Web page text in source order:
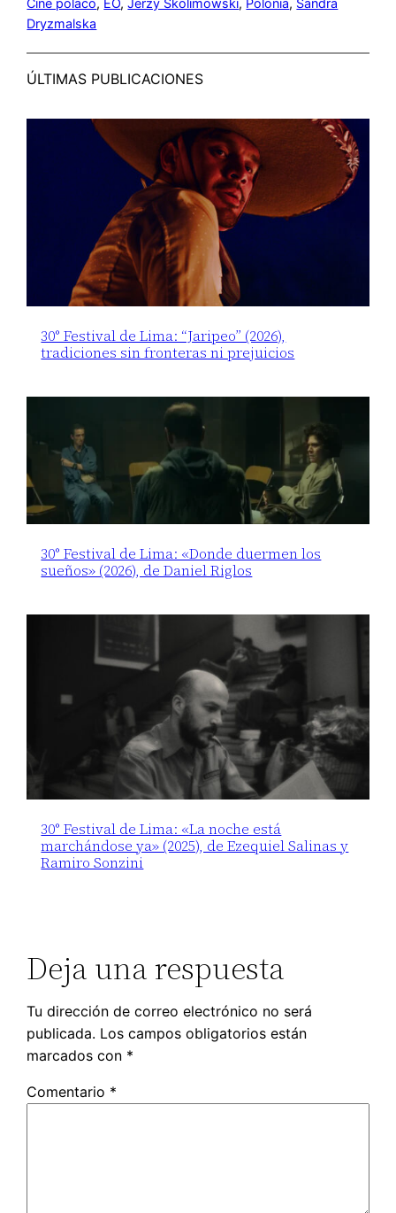
Dryzmalska
ÚLTIMAS PUBLICACIONES
30° Festival de Lima: “Jaripeo” (2026),
tradiciones sin fronteras ni prejuicios
30° Festival de Lima: «Donde duermen los
sueños» (2026), de Daniel Riglos
30° Festival de Lima: «La noche está
marchándose ya» (2025), de Ezequiel Salinas y
Ramiro Sonzini
Deja una respuesta
Tu dirección de correo electrónico no será
publicada. Los campos obligatorios están
marcados con *
Comentario *